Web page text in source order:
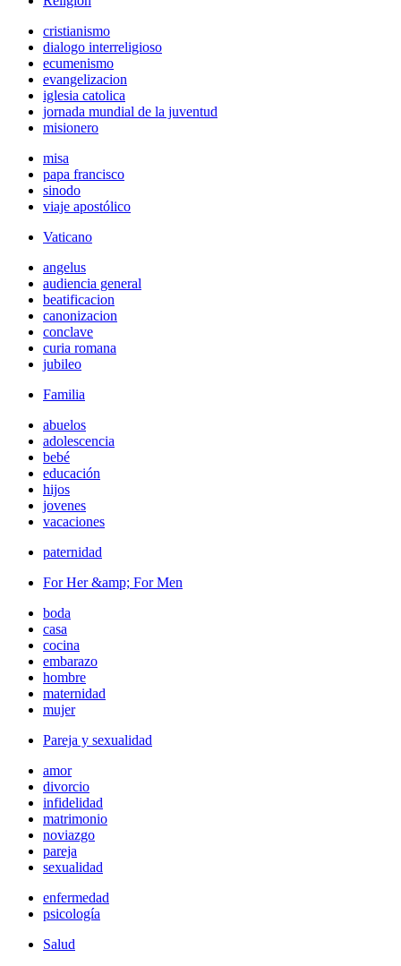
cristianismo
dialogo interreligioso
ecumenismo
evangelizacion
iglesia catolica
jornada mundial de la juventud
misionero
misa
papa francisco
sinodo
viaje apostólico
Vaticano
angelus
audiencia general
beatificacion
canonizacion
conclave
curia romana
jubileo
Familia
abuelos
adolescencia
bebé
educación
hijos
jovenes
vacaciones
paternidad
For Her &amp; For Men
boda
casa
cocina
embarazo
hombre
maternidad
mujer
Pareja y sexualidad
amor
divorcio
infidelidad
matrimonio
noviazgo
pareja
sexualidad
enfermedad
psicología
Salud